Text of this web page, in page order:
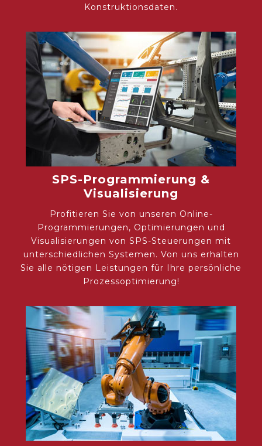
Konstruktionsdaten.
SPS-Programmierung &
Visualisierung
Profitieren Sie von unseren Online-
Programmierungen, Optimierungen und
Visualisierungen von SPS-Steuerungen mit
unterschiedlichen Systemen. Von uns erhalten
Sie alle nötigen Leistungen für Ihre persönliche
Prozessoptimierung!